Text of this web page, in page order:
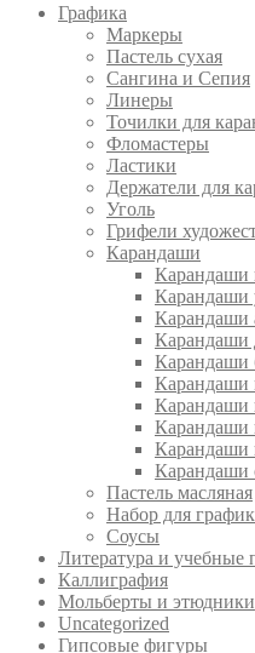
Графика
Маркеры
Пастель сухая
Сангина и Сепия
Линеры
Точилки для
Фломастеры
Ластики
Держатели для
Уголь
Грифели
Карандаши
Карандаши
Карандаши
Карандаши
Карандаши
Карандаши
Карандаши
Карандаши
Карандаши
Карандаши
Карандаши
Пастель масляная
Набор для
Соусы
Литература и учебные
Каллиграфия
Мольберты и этюдники
Uncategorized
Гипсовые фигуры